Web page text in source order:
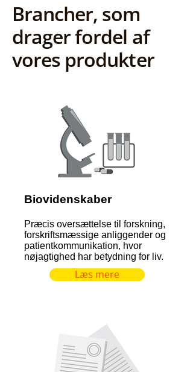
Brancher, som
drager fordel af
vores produkter
Biovidenskaber
Præcis oversættelse til forskning,
forskriftsmæssige anliggender og
patientkommunikation, hvor
nøjagtighed har betydning for liv.
Læs mere